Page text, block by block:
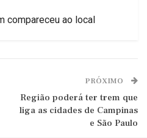
compareceu ao local
PRÓXIMO
Região poderá ter trem que
liga as cidades de Campinas
e São Paulo